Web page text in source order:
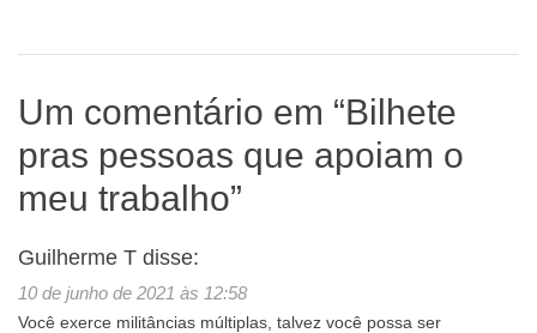
Um comentário em “Bilhete
pras pessoas que apoiam o
meu trabalho”
Guilherme T disse:
10 de junho de 2021 às 12:58
Você exerce militâncias múltiplas, talvez você possa ser